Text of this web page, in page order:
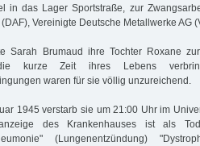
in das Lager Sportstraße, zur
Vereinigte Deutsche Metallwerke AG
Sarah Brumaud ihre Tochter Roxane
kurze Zeit ihres Lebens
waren für sie völlig unzureichend.
1945 verstarb sie um 21:00 Uhr im
des Krankenhauses ist als
(Lungenentzündung)